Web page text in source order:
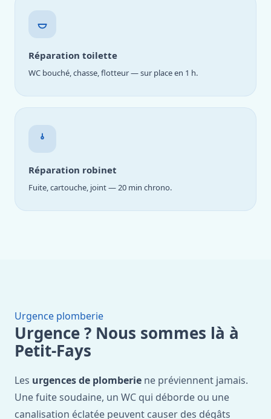
Réparation toilette
WC bouché, chasse, flotteur — sur place en 1 h.
Réparation robinet
Fuite, cartouche, joint — 20 min chrono.
Urgence plomberie
Urgence ? Nous sommes là à
Petit-Fays
Les urgences de plomberie ne préviennent jamais.
Une fuite soudaine, un WC qui déborde ou une
canalisation éclatée peuvent causer des dégâts